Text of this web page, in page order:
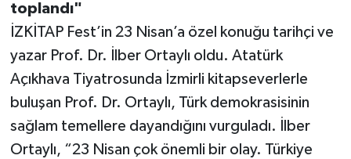
toplandı"
İZKİTAP Fest’in 23 Nisan’a özel konuğu tarihçi ve
yazar Prof. Dr. İlber Ortaylı oldu. Atatürk
Açıkhava Tiyatrosunda İzmirli kitapseverlerle
buluşan Prof. Dr. Ortaylı, Türk demokrasisinin
sağlam temellere dayandığını vurguladı. İlber
Ortaylı, “23 Nisan çok önemli bir olay. Türkiye